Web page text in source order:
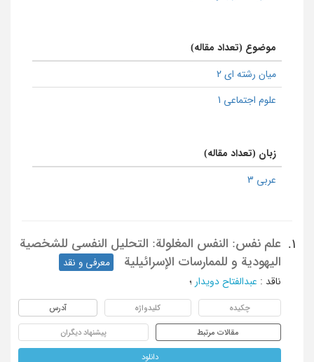
موضوع (تعداد مقاله)
میان رشته ای 2
علوم اجتماعی 1
زبان (تعداد مقاله)
عربی 3
1.
علم نفس: النفس المغلولة: التحلیل النفسی للشخصیة
الیهودیة و للممارسات الإسرائیلیة
معرفی و نقد
ناقد : عبدالفتاح دویدار ؛
چکیده کلیدواژه آدرس
مقالات مرتبط پیشنهاد دیگران
دانلود